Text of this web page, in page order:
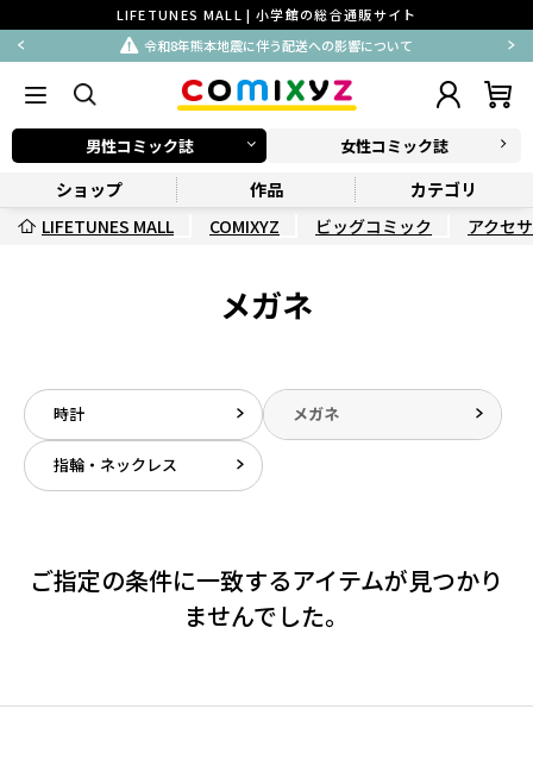
LIFETUNES MALL | 小学館の総合通販サイト
令和8年熊本地震に伴う配送への影響について
男性コミック誌 女性コミック誌
ショップ 作品
カテゴリ
LIFETUNES MALL
COMIXYZ ビッグコミック アクセ
メガネ
時計 メガネ
指輪・ネックレス
ご指定の条件に一致するアイテムが見つかり
ませんでした。